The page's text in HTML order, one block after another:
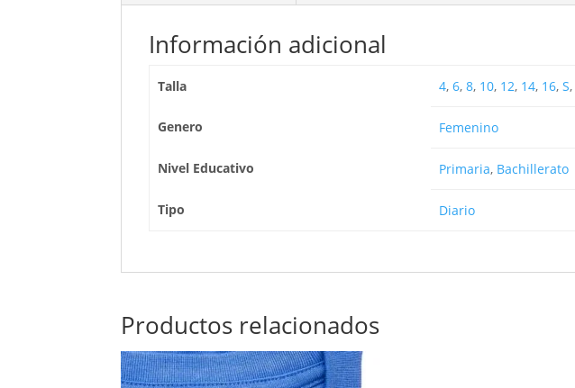
Información adicional
Talla 4, 6, 8, 10, 12, 14, 16, S,
Genero Femenino
Nivel Educativo Primaria, Bachillerato
Tipo Diario
Productos relacionados